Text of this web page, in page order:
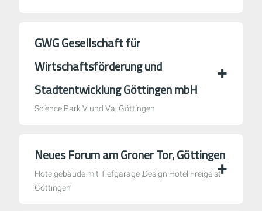
GWG Gesell­schaft für
Wirt­schafts­förderung und
Stadt­ent­wick­lung Göttingen mbH
Science Park V und Va, Göttingen
Neues Forum am Groner Tor, Göttingen
Hotelgebäude mit Tiefgarage ‚Design Hotel Freigeist
Göttingen‘